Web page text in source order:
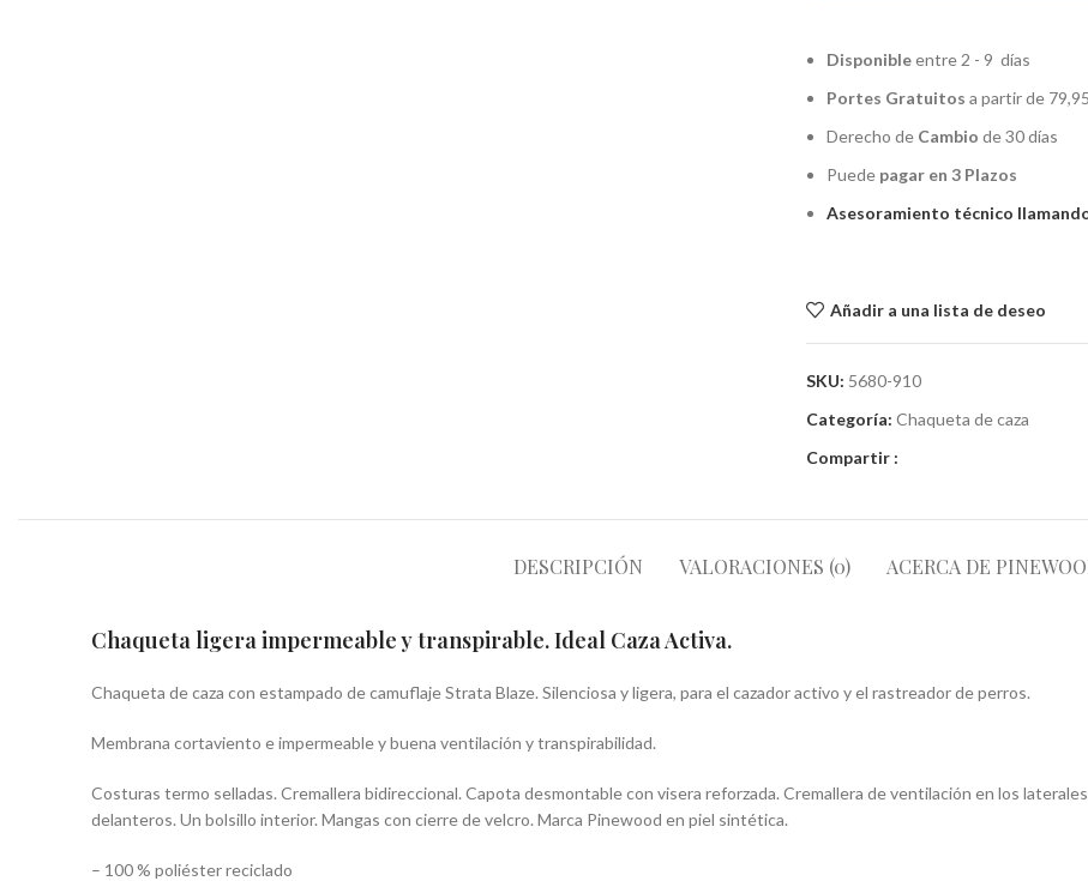
Disponibleentre 2 - 9 días
Portes Gratuitos a partir de
Derecho de Cambio de 30 días
Puede pagar en 3 Plazos
Asesoramiento técnico
Añadir a una lista de deseo
SKU: 5680-910
Categoría: Chaqueta de caza
Compartir :
DESCRIPCIÓN VALORACIONES (0) ACERCA DE
Chaqueta ligera impermeable y transpirable. Ideal Caza Activa.
Chaqueta de caza con estampado de camuflaje Strata Blaze. Silenciosa y ligera, para el cazador activo y el rastreador de perros.
Membrana cortaviento e impermeable y buena ventilación y transpirabilidad.
Costuras termo selladas. Cremallera bidireccional. Capota desmontable con visera reforzada. Cremallera de ventilación en los
delanteros. Un bolsillo interior. Mangas con cierre de velcro. Marca Pinewood en piel sintética.
– 100 % poliéster reciclado